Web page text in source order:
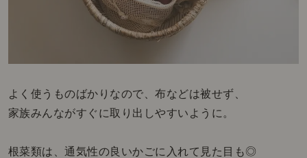
よく使うものばかりなので、布などは被せず、
家族みんながすぐに取り出しやすいように。
根菜類は、通気性の良いかごに入れて見た目も◎